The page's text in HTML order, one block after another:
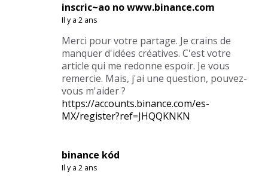
inscric~ao no www.binance.com
Il y a 2 ans
Merci pour votre partage. Je crains de
manquer d'idées créatives. C'est votre
article qui me redonne espoir. Je vous
remercie. Mais, j'ai une question, pouvez-
vous m'aider ?
https://accounts.binance.com/es-
MX/register?ref=JHQQKNKN
binance kód
Il y a 2 ans